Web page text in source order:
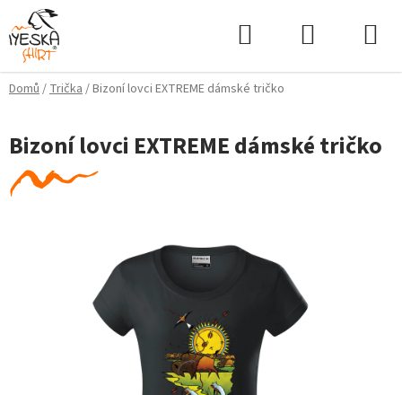
Přejít
na
obsah
Domů/Trička/Bizoní lovci EXTREME dámské tričko
Bizoní lovci EXTREME dámské tričko